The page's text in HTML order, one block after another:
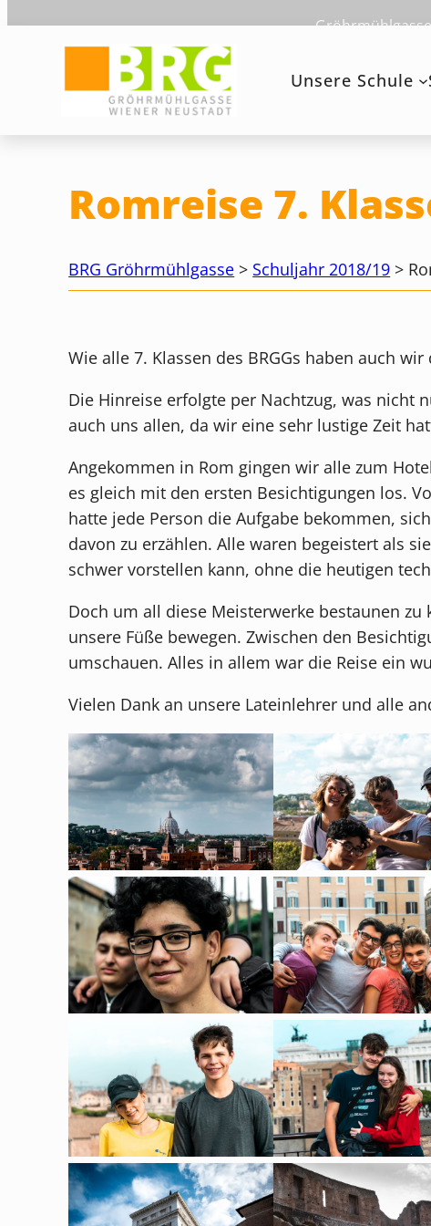
Unsere Schule
Romreise 7.
BRG Gröhrmühlgasse > Schuljahr 2018/19 >
Wie alle 7. Klassen des BRGGs haben auch
Die Hinreise erfolgte per Nachtzug, was nicht
auch uns allen, da wir eine sehr lustige Zeit
Angekommen in Rom gingen wir alle zum
es gleich mit den ersten Besichtigungen los.
hatte jede Person die Aufgabe bekommen,
davon zu erzählen. Alle waren begeistert als
schwer vorstellen kann, ohne die heutigen
Doch um all diese Meisterwerke bestaunen
unsere Füße bewegen. Zwischen den
umschauen. Alles in allem war die Reise ein
Vielen Dank an unsere Lateinlehrer und alle